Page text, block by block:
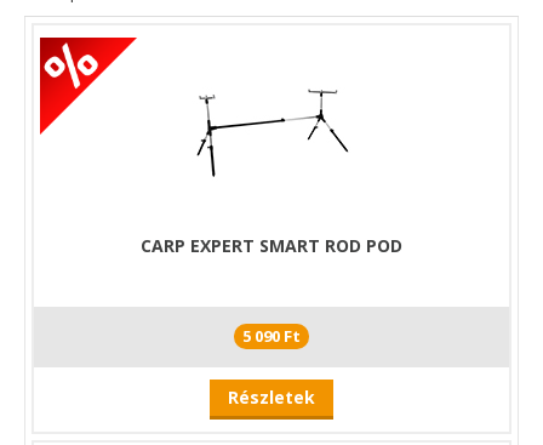
CARP EXPERT SMART ROD POD
5 090 Ft
Részletek